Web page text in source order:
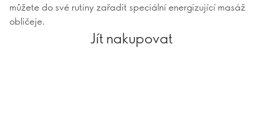
můžete do své rutiny zařadit speciální energizující masáž
obličeje.
Jít nakupovat